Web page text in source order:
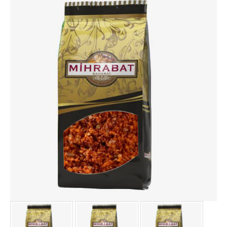
IHLAMUR 200 GR
İSOT BİBER (ACI) 1000 GR
İSOT BİBER (ACI) 500 GR
KABARTMA TOZU 1000 GR
KAKULE ÖĞÜTÜLMÜŞ 1000.
KAKULE ÖĞÜTÜLMÜŞ 500 .
KAKULE TANE 1000 GR
KAKULE TANE 500 GR
KARANFİL 1000 GR
KARANFİL 500 GR
KARBONAT 1000 GR
KEKİK TEK KULLANIMLIK 1000.
KETEN TOHUMU 1000 GR
KETEN TOHUMU 500 GR
KİŞNİŞ TANE 1000 GR
KİŞNİŞ TANE 500 GR